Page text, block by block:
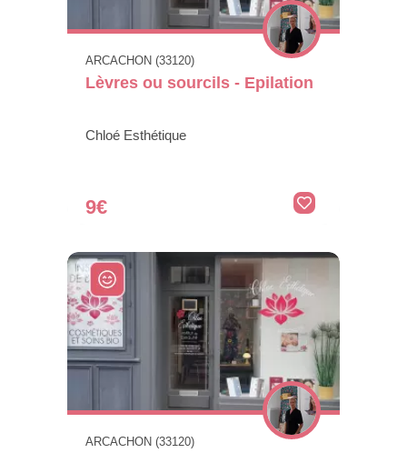
ARCACHON (33120)
Lèvres ou sourcils - Epilation
Chloé Esthétique
9€
ARCACHON (33120)